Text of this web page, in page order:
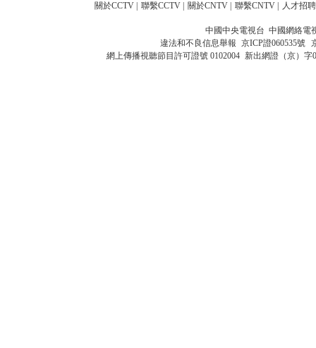
關於CCTV 聯繫CCTV 關於CNTV 聯繫CNTV 人才招聘
中國中央電視台 中國網絡電
違法和不良信息舉報 京ICP證060535號
網上傳播視聽節目許可證號 0102004 新出網證（京）